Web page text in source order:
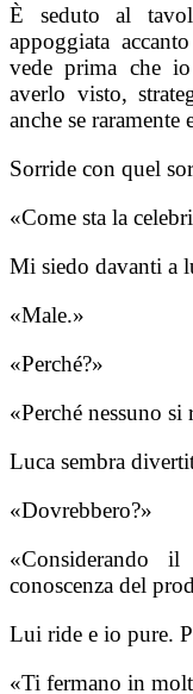
È seduto al
appoggiata
vede prima che
averlo visto,
anche se raramente
Sorride con quel
«Come sta la
Mi siedo davanti a
«Male.»
«Perché?»
«Perché nessuno
Luca sembra
«Dovrebbero?»
«Considerando
conoscenza del
Lui ride e io pure.
«Ti fermano in